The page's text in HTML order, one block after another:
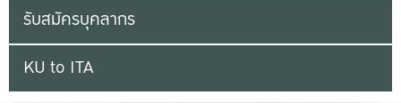
รับสมัครบุคลากร
KU to ITA